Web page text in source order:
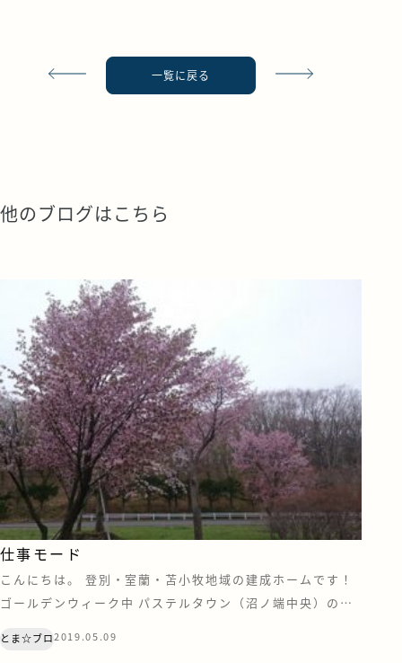
一覧に戻る
他のブログはこちら
仕事モード
こんにちは。 登別・室蘭・苫小牧地域の建成ホームです！
ゴールデンウィーク中 パステルタウン（沼ノ端中央）のイ
_)> ＧＷは楽しく過ごせましたか？？ 変わらず仕事だ
とま☆ブロ2019.05.09